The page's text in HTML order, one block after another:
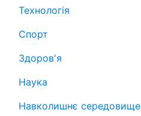
Технологія
Спорт
Здоров'я
Наука
Навколишнє середовище